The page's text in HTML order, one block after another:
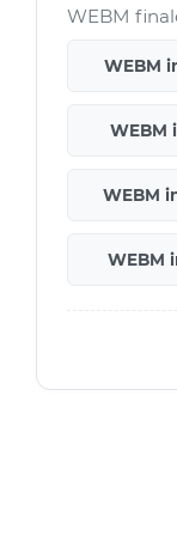
WEBM
WEBM
WEBM
WEBM
WEBM